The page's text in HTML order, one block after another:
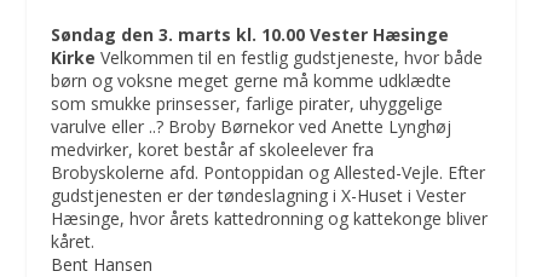
Søndag den 3. marts kl. 10.00 Vester Hæsinge
Kirke Velkommen til en festlig gudstjeneste, hvor både
børn og voksne meget gerne må komme udklædte
som smukke prinsesser, farlige pirater, uhyggelige
varulve eller ..? Broby Børnekor ved Anette Lynghøj
medvirker, koret består af skoleelever fra
Brobyskolerne afd. Pontoppidan og Allested-Vejle. Efter
gudstjenesten er der tøndeslagning i X-Huset i Vester
Hæsinge, hvor årets kattedronning og kattekonge bliver
kåret.
Bent Hansen